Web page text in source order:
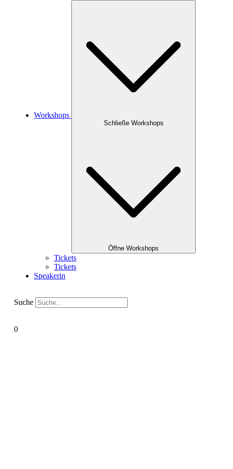
Workshops
Schließe Workshops
Öffne Workshops
Tickets
Tickets
Speakerin
Suche
0